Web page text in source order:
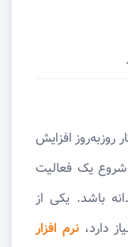
روزبه‌روز افزایش
شروع یک فعالیت
باشد. یکی از
دارد،نرم افزار